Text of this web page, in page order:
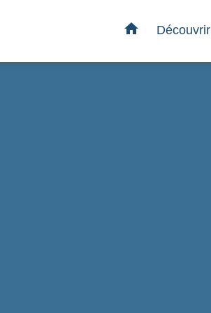
home Découvrir